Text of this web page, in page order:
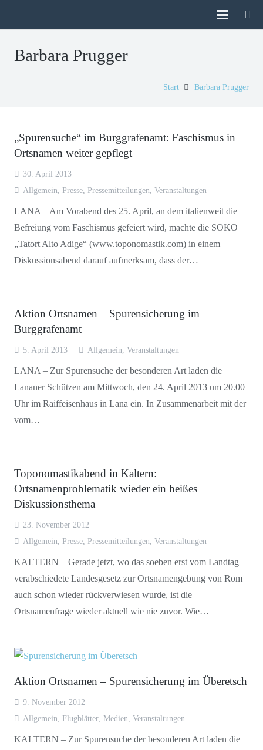
Barbara Prugger
Start Barbara Prugger
„Spurensuche“ im Burggrafenamt: Faschismus in
Ortsnamen weiter gepflegt
30. April 2013
Allgemein
Presse, Pressemitteilungen Veranstaltungen
LANA – Am Vorabend des 25. April, an dem italienweit die
Befreiung vom Faschismus gefeiert wird, machte die SOKO
„Tatort Alto Adige“ (www.toponomastik.com) in einem
Diskussionsabend darauf aufmerksam, dass der…
Aktion Ortsnamen – Spurensicherung im
Burggrafenamt
5. April 2013 Allgemein Veranstaltungen
LANA – Zur Spurensuche der besonderen Art laden die
Lananer Schützen am Mittwoch, den 24. April 2013 um 20.00
Uhr im Raiffeisenhaus in Lana ein. In Zusammenarbeit mit der
vom…
Toponomastikabend in Kaltern:
Ortsnamenproblematik wieder ein heißes
Diskussionsthema
23. November 2012
Allgemein
Presse, Pressemitteilungen Veranstaltungen
KALTERN – Gerade jetzt, wo das soeben erst vom Landtag
verabschiedete Landesgesetz zur Ortsnamengebung von Rom
auch schon wieder rückverwiesen wurde, ist die
Ortsnamenfrage wieder aktuell wie nie zuvor. Wie…
Aktion Ortsnamen – Spurensicherung im Überetsch
9. November 2012
Allgemein
Flugblätter, Medien Veranstaltungen
KALTERN – Zur Spurensuche der besonderen Art laden die